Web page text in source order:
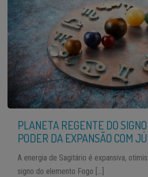
PLANETA REGENTE DO
PODER DA EXPANSÃO COM
A energia de Sagitário é expansiva,
signo do elemento Fogo […]